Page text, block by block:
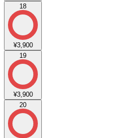
18
¥3,900
19
¥3,900
20